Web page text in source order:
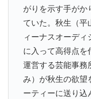
がりを示す手がか
ていた。秋生（平
ィーナスオーデ
に入って高得点を
運営する芸能事務
み）が秋生の欲望
ーティーに送り込